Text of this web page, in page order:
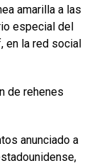
amarilla a las
especial del
en la red social
de rehenes
anunciado a